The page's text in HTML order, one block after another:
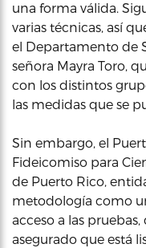
una forma válida.
varias técnicas, así
el Departamento de
señora Mayra Toro,
con los distintos
las medidas que se
Sin embargo, el
Fideicomiso para
de Puerto Rico,
metodología como
acceso a las
asegurado que está